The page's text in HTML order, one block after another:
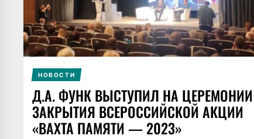
НОВОСТИ
Д.А. ФУНК ВЫСТУПИЛ НА ЦЕРЕМОНИИ
ЗАКРЫТИЯ ВСЕРОССИЙСКОЙ АКЦИИ
«ВАХТА ПАМЯТИ — 2023»